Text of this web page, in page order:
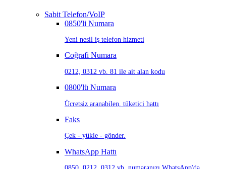
Sabit Telefon/VoIP
0850'li Numara
Yeni nesil iş telefon hizmeti
Coğrafi Numara
0212, 0312 vb. 81 ile ait alan kodu
0800'lü Numara
Ücretsiz aranabilen, tüketici hattı
Faks
Çek - yükle - gönder.
WhatsApp Hattı